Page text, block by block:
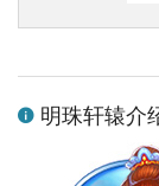
明珠轩辕介